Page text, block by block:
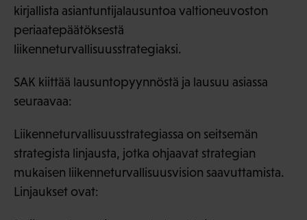
kirjallista asiantuntijalausuntoa valtioneuvoston
periaatepäätöksestä
liikenneturvallisuusstrategiaksi.
SAK kiittää lausuntopyynnöstä ja lausuu asiassa
seuraavaa:
Liikenneturvallisuusstrategiassa on seitsemän
strategista linjausta, jotka ohjaavat strategian
mukaisen liikenneturvallisuusvision saavuttamista.
Linjaukset ovat: